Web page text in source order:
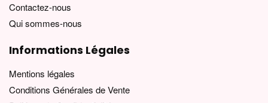
Contactez-nous
Qui sommes-nous
Informations Légales
Mentions légales
Conditions Générales de Vente